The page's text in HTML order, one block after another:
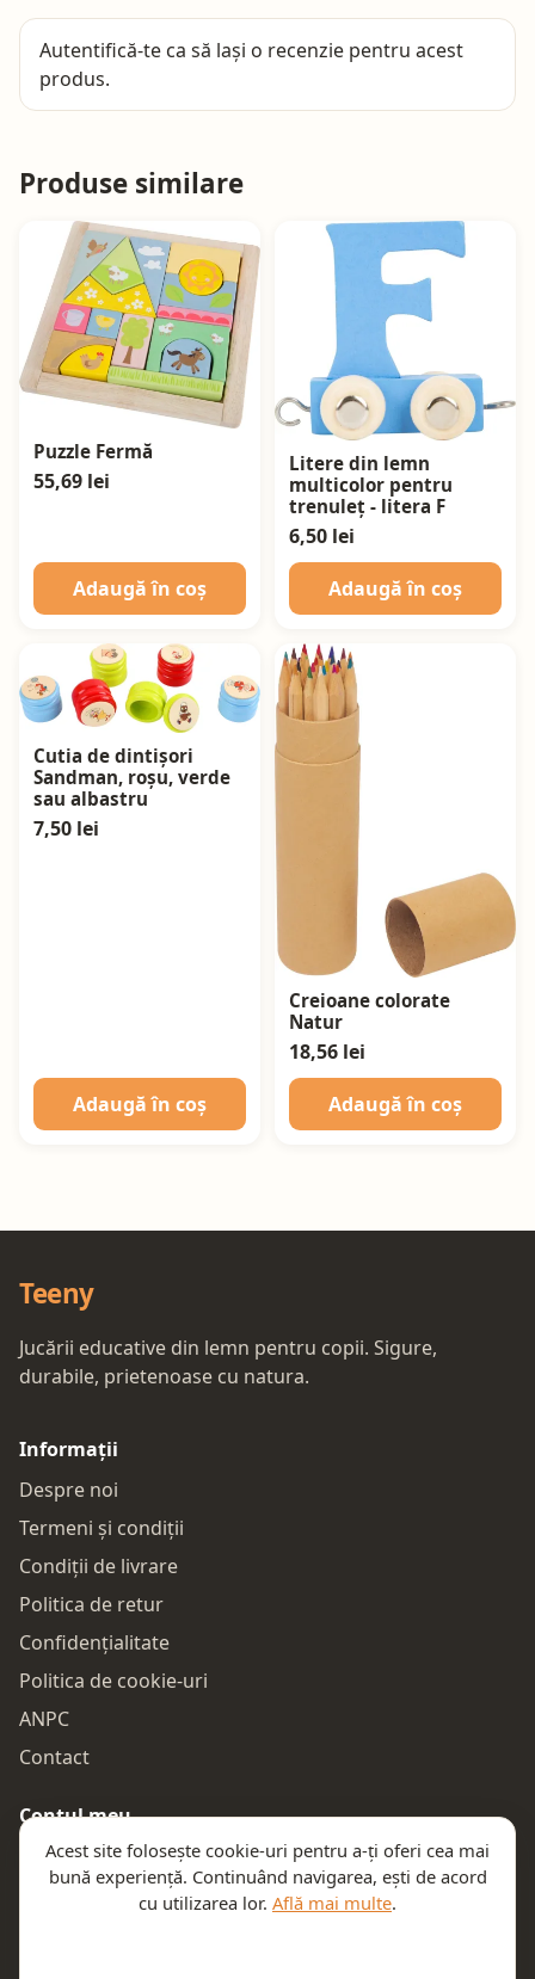
Autentifică-te ca să lași o recenzie pentru acest
produs.
Produse similare
Puzzle Fermă
55,69 lei
Adaugă în coș
Litere din lemn
multicolor pentru
trenuleț - litera F
6,50 lei
Adaugă în coș
Cutia de dintișori
Sandman, roșu, verde
sau albastru
7,50 lei
Adaugă în coș
Creioane colorate
Natur
18,56 lei
Adaugă în coș
Teeny
Jucării educative din lemn pentru copii. Sigure,
durabile, prietenoase cu natura.
Informații
Despre noi
Termeni și condiții
Condiții de livrare
Politica de retur
Confidențialitate
Politica de cookie-uri
ANPC
Contact
Contul meu
Autentificare
Comenzile mele
Acest site folosește cookie-uri pentru a-ți oferi cea mai
bună experiență. Continuând navigarea, ești de acord
cu utilizarea lor. Află mai multe.